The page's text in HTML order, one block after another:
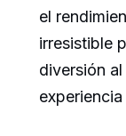
el
irresistible
diversión